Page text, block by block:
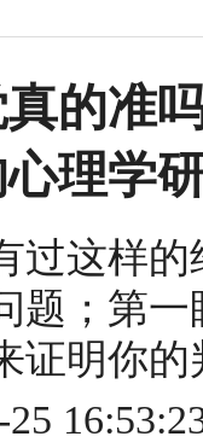
的准
理学
过这样
题；第
证明你